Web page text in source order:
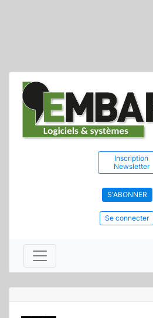
Inscription
Newsletter
S'ABONNER
Se connecter